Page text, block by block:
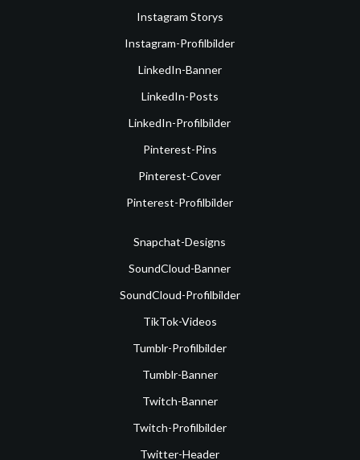
Instagram Storys
Instagram-Profilbilder
LinkedIn-Banner
LinkedIn-Posts
LinkedIn-Profilbilder
Pinterest-Pins
Pinterest-Cover
Pinterest-Profilbilder
Snapchat-Designs
SoundCloud-Banner
SoundCloud-Profilbilder
TikTok-Videos
Tumblr-Profilbilder
Tumblr-Banner
Twitch-Banner
Twitch-Profilbilder
Twitter-Header